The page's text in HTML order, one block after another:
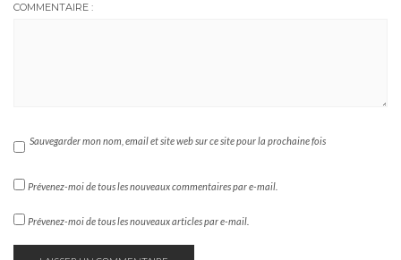
COMMENTAIRE :
Sauvegarder mon nom, email et site web sur ce site pour la prochaine fois
Prévenez-moi de tous les nouveaux commentaires par e-mail.
Prévenez-moi de tous les nouveaux articles par e-mail.